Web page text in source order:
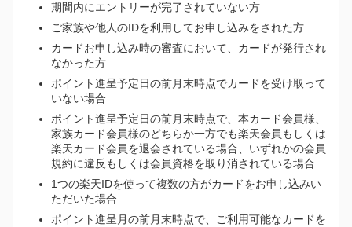
期間内にエントリーが完了されていない方
ご家族や他人のIDを利用してお申し込みをされた方
カードお申し込み時の審査において、カードが発行され
なかった方
ポイント進呈予定日の前月末時点でカードを受け取って
いない場合
ポイント進呈予定日の前月末時点で、本カード会員様、
家族カード会員様のどちらか一方でも楽天会員もしくは
楽天カード会員を退会されている場合、いずれかの会員
規約に違反もしくは会員資格を取り消されている場合
1つの楽天IDを使って複数の方がカードをお申し込みい
ただいた場合
ポイント進呈月の前月末時点で、ご利用可能なカードを